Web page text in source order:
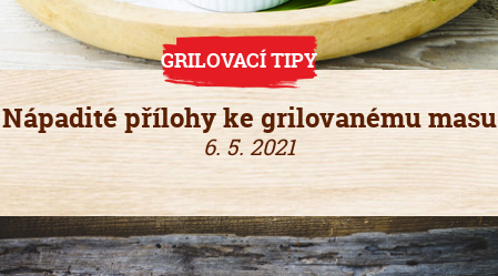
GRILOVACÍ TIPY
Nápadité přílohy ke grilovanému masu
6. 5. 2021